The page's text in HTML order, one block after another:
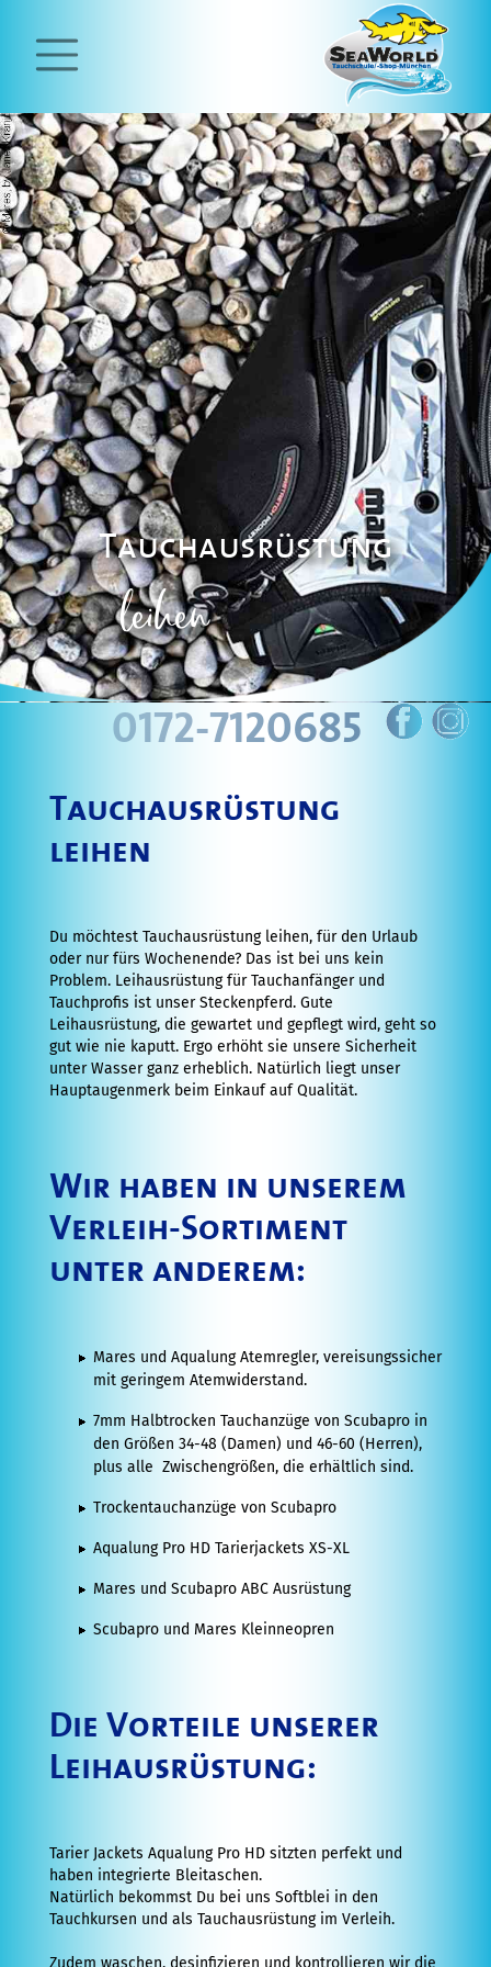
Tauchschule
Tauchen
lernen
Open
Water
Diver
Kurs
Classified
Diver
Scuba
Diver
Kurs
Schnuppertauchen
in
München
Weiterführende
Tauchkurse
Open
Water
Diver
Rescue
Diver
Kurs
Specialty
Kurse
Erste
Hilfe
Kurse
Guide
Kurs
Divemaster
Assistant
SSI
Ausbildung
Water
Instructor
Tauchausrüstung
leihen
0172-7120685
Tauchausrüstung
leihen
Du möchtest Tauchausrüstung leihen, für den Urlaub
oder nur fürs Wochenende? Das ist bei uns kein
Problem. Leihausrüstung für Tauchanfänger und
Tauchprofis ist unser Steckenpferd. Gute
Leihausrüstung, die gewartet und gepflegt wird, geht so
gut wie nie kaputt. Ergo erhöht sie unsere Sicherheit
unter Wasser ganz erheblich. Natürlich liegt unser
Hauptaugenmerk beim Einkauf auf Qualität.
Wir haben in unserem
Verleih-Sortiment
unter anderem:
Mares und Aqualung Atemregler, vereisungssicher
mit geringem Atemwiderstand.
7mm Halbtrocken Tauchanzüge von Scubapro in
den Größen 34-48 (Damen) und 46-60 (Herren),
plus alle Zwischengrößen, die erhältlich sind.
Trockentauchanzüge von Scubapro
Aqualung Pro HD Tarierjackets XS-XL
Mares und Scubapro ABC Ausrüstung
Scubapro und Mares Kleinneopren
Die Vorteile unserer
Leihausrüstung:
Tarier Jackets Aqualung Pro HD sitzten perfekt und
haben integrierte Bleitaschen.
Natürlich bekommst Du bei uns Softblei in den
Tauchkursen und als Tauchausrüstung im Verleih.